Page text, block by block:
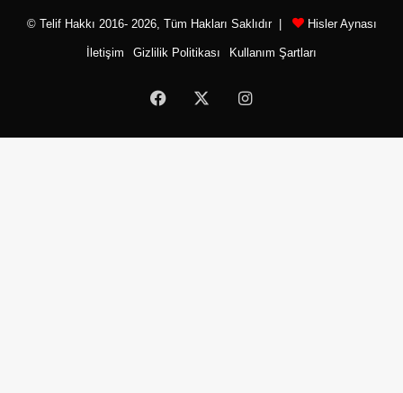
© Telif Hakkı 2016- 2026, Tüm Hakları Saklıdır | Hisler Aynası
İletişim Gizlilik Politikası Kullanım Şartları
Facebook Instagram